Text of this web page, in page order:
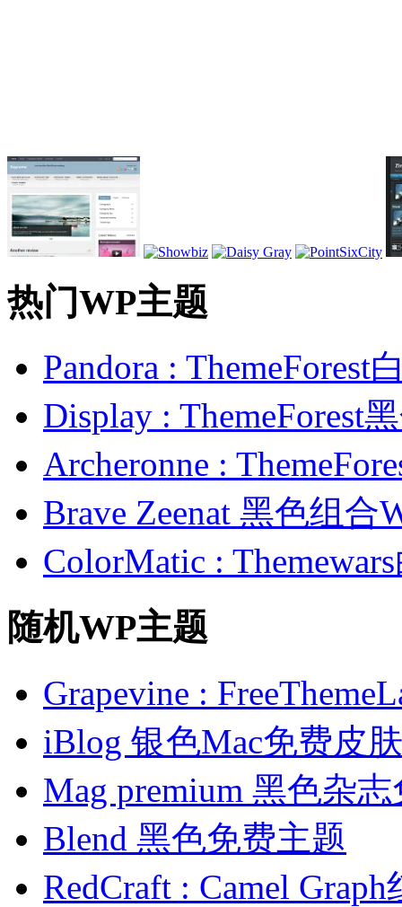
热门WP主题
Pandora : ThemeForest
Display : ThemeForest
Archeronne :
Brave Zeenat 黑色组合
ColorMatic :
随机WP主题
Grapevine :
iBlog 银色Mac免费皮肤
Mag premium 黑色杂
Blend 黑色免费主题
RedCraft : Camel